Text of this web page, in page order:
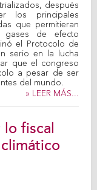
después
principales
que permitieran
gases de efecto
el Protocolo de
serio en la lucha
que el congreso
a pesar de ser
del mundo.
» LEER MÁS...
lo fiscal